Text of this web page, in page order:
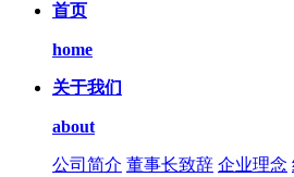
首页
home
关于我们
about
公司简介 董事长致辞 企业理念